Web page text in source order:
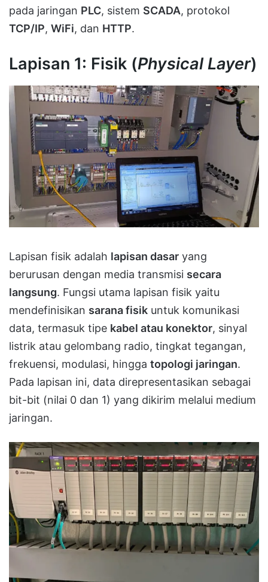
pada jaringan PLC, sistem SCADA, protokol
TCP/IP, WiFi, dan HTTP.
Lapisan 1: Fisik (Physical Layer)
Lapisan fisik adalah lapisan dasar yang
berurusan dengan media transmisi secara
langsung. Fungsi utama lapisan fisik yaitu
mendefinisikan sarana fisik untuk komunikasi
data, termasuk tipe kabel atau konektor, sinyal
listrik atau gelombang radio, tingkat tegangan,
frekuensi, modulasi, hingga topologi jaringan.
Pada lapisan ini, data direpresentasikan sebagai
bit-bit (nilai 0 dan 1) yang dikirim melalui medium
jaringan.